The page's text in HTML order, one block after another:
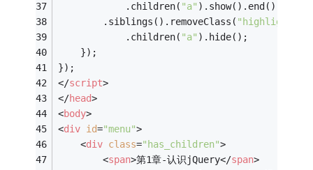
			.children(
"a"
		.siblings().removeClass(
"highlight"
			.children(
"a"
	});
});
</script>
</head>
<body>
<div id="menu">
<div class="has_children">
<span>第1章-认识jQuery</span>